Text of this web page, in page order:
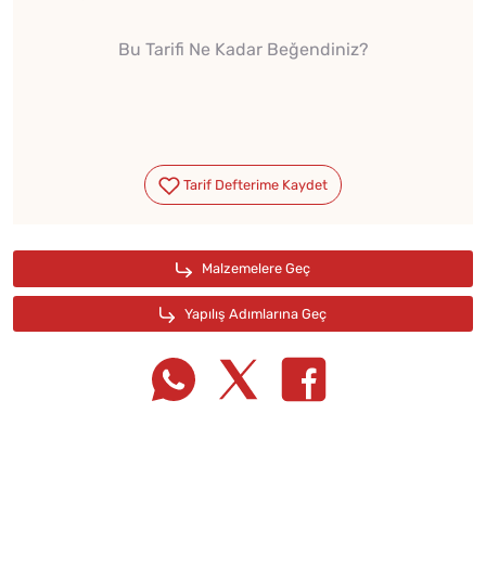
Bu Tarifi Ne Kadar Beğendiniz?